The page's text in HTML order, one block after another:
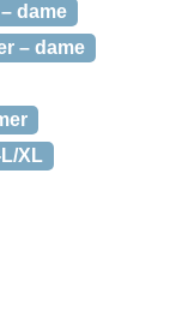
dame
– dame
XL